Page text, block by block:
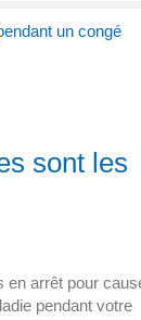
un congé
sont les
en arrêt pour
pendant votre